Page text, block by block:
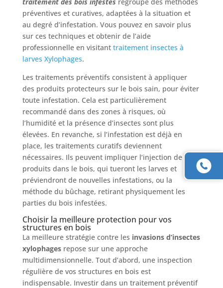
préventives et curatives, adaptées à la situation et
au degré d’infestation. Vous pouvez en savoir plus
sur ces techniques et obtenir de l’aide
professionnelle en visitant traitement insectes à
larves Xylophages.
Les traitements préventifs consistent à appliquer
des produits protecteurs sur le bois sain, pour éviter
toute infestation. Cela est particulièrement
recommandé dans des zones à risques, où
l’humidité et la présence d’insectes sont plus
élevées. En revanche, si l’infestation est déjà en
place, les traitements curatifs deviennent
nécessaires. Ils peuvent impliquer l’injection de
produits dans le bois, qui tueront les larves et
préviendront de nouvelles infestations, ou la
méthode du bûchage, retirant physiquement les
parties du bois infestées.
Choisir la meilleure protection pour vos
structures en bois
La meilleure stratégie contre les invasions d’insectes
xylophagesrepose sur une approche
multidimensionnelle. Tout d’abord, une inspection
régulière de vos structures en bois est
indispensable. Investir dans un traitement préventif